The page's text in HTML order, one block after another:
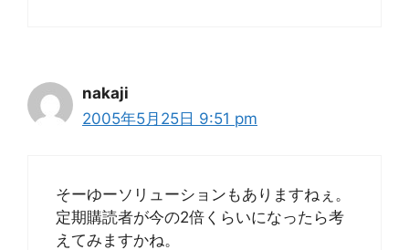
nakaji
2005年5月25日 9:51 pm
そーゆーソリューションもありますねぇ。
定期購読者が今の2倍くらいになったら考
えてみますかね。